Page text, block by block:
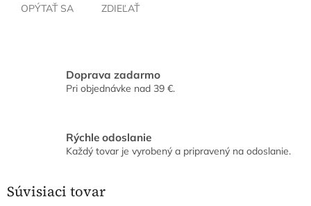
OPÝTAŤ SA ZDIEĽAŤ
Doprava zadarmo
Pri objednávke nad 39 €.
Rýchle odoslanie
Každý tovar je vyrobený a pripravený na odoslanie.
Súvisiaci tovar